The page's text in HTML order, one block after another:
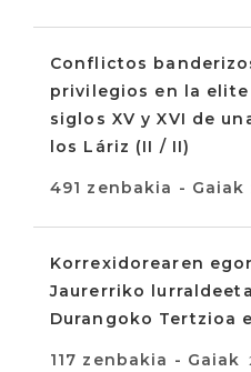
Conflictos
privilegios en la
siglos XV y XVI de
los Láriz (II / II)
491 zenbakia - Gaiak
Korrexidorearen
Jaurerriko
Durangoko Tertzioa
117 zenbakia - Gaiak